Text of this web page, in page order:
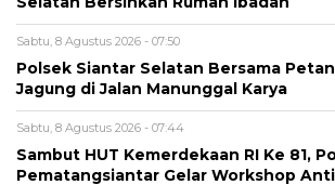
Sabtu, 8 Agustus 2026 - 07:50
Polsek Siantar Selatan Bersama
Jagung di Jalan Manunggal Karya
Sabtu, 8 Agustus 2026 - 07:44
Sambut HUT Kemerdekaan RI Ke 81,
Pematangsiantar Gelar Workshop